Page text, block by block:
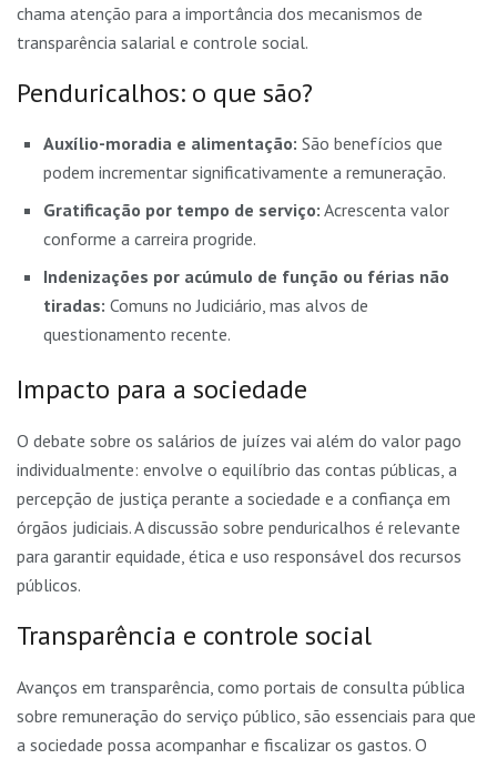
chama atenção para a importância dos mecanismos de
transparência salarial e controle social.
Penduricalhos: o que são?
Auxílio-moradia e alimentação: São benefícios que
podem incrementar significativamente a remuneração.
Gratificação por tempo de serviço: Acrescenta valor
conforme a carreira progride.
Indenizações por acúmulo de função ou férias não
tiradas: Comuns no Judiciário, mas alvos de
questionamento recente.
Impacto para a sociedade
O debate sobre os salários de juízes vai além do valor pago
individualmente: envolve o equilíbrio das contas públicas, a
percepção de justiça perante a sociedade e a confiança em
órgãos judiciais. A discussão sobre penduricalhos é relevante
para garantir equidade, ética e uso responsável dos recursos
públicos.
Transparência e controle social
Avanços em transparência, como portais de consulta pública
sobre remuneração do serviço público, são essenciais para que
a sociedade possa acompanhar e fiscalizar os gastos. O